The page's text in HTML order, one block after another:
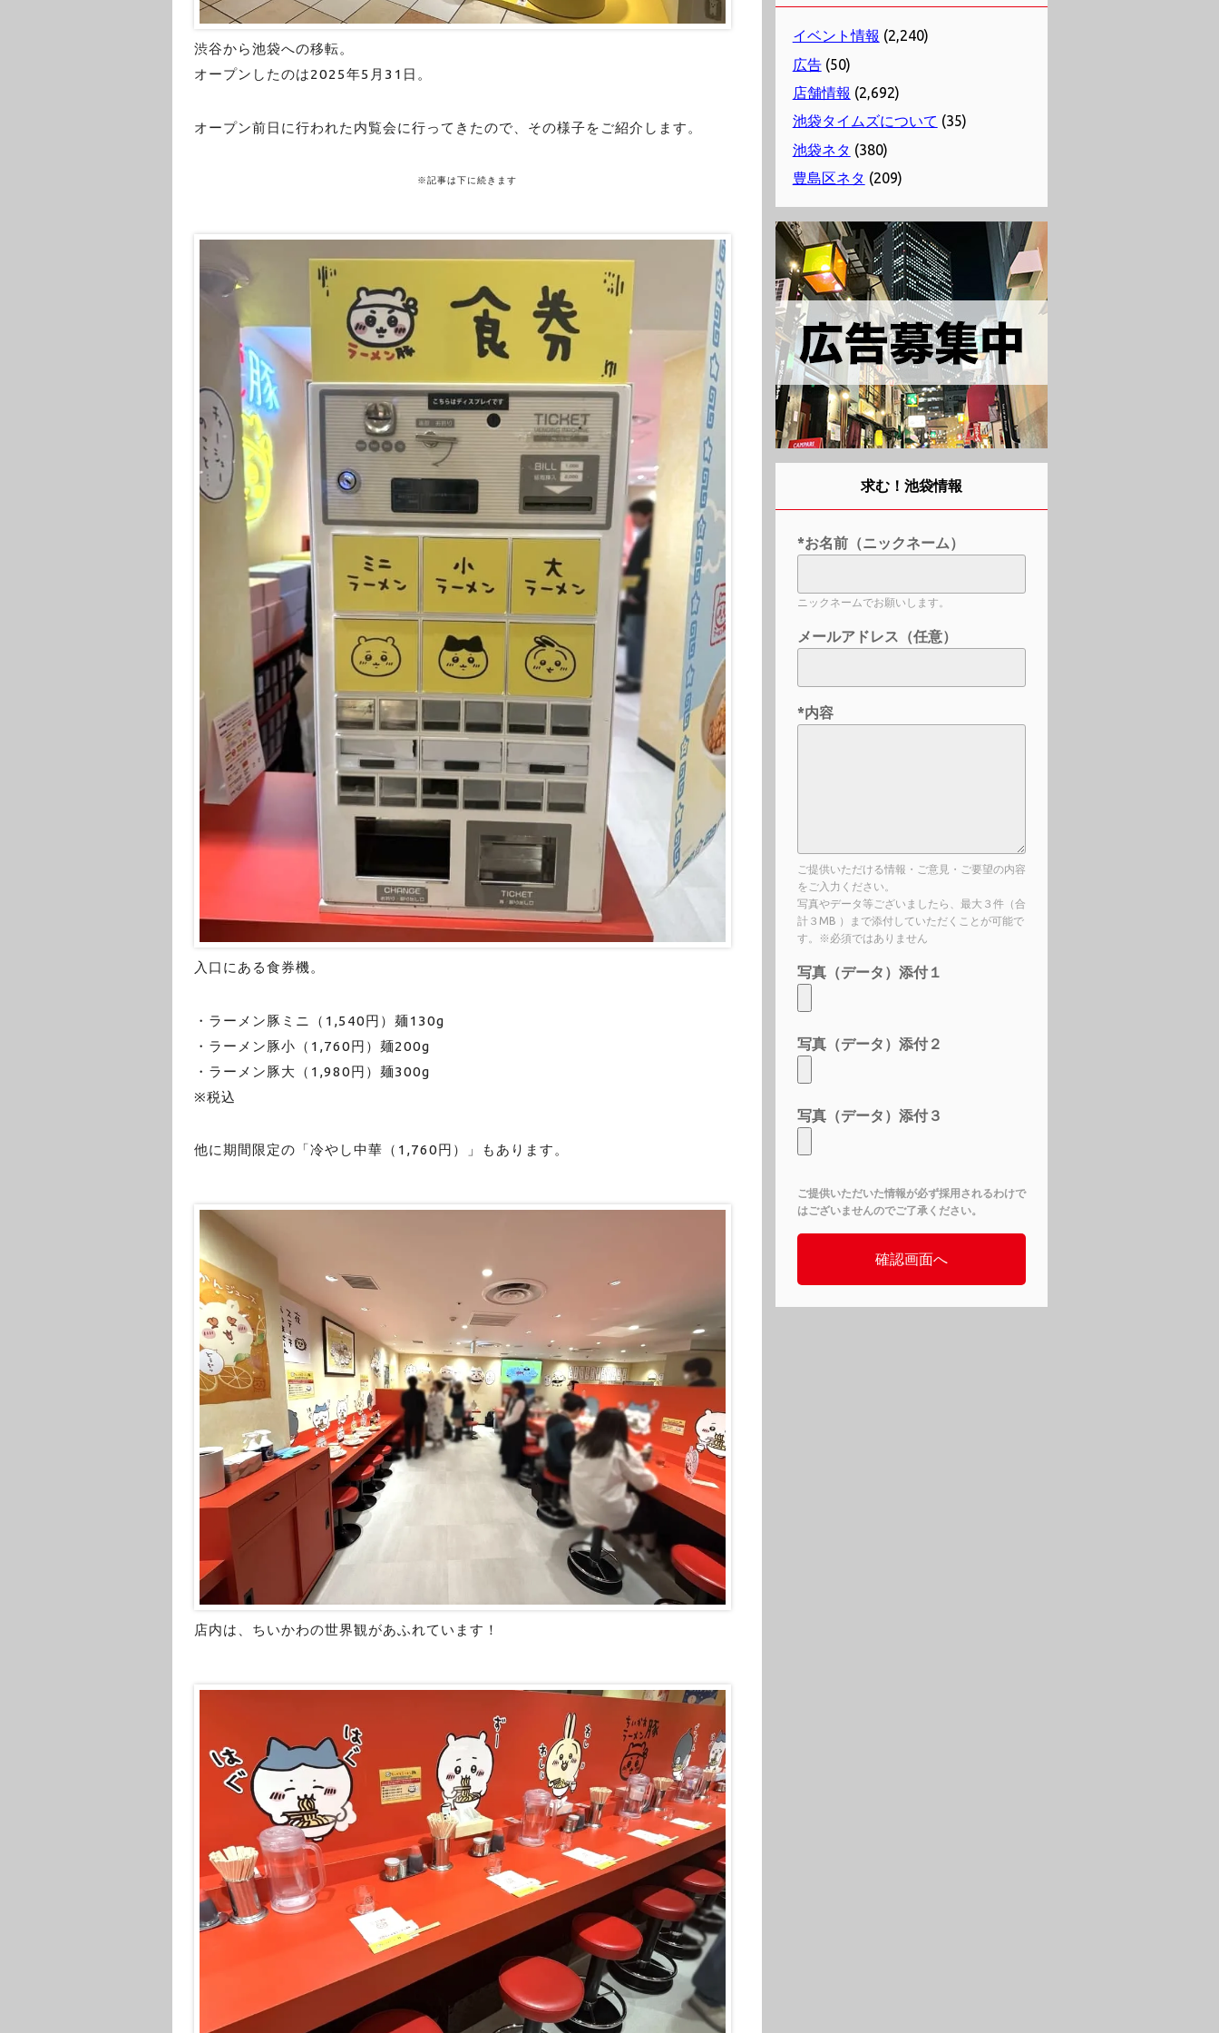
渋谷から池袋への移転。
オープンしたのは2025年5月31日。
オープン前日に行われた内覧会に行ってきたので、その様子をご紹介します。
※記事は下に続きます
入口にある食券機。
・ラーメン豚ミニ（1,540円）麺130g
・ラーメン豚小（1,760円）麺200g
・ラーメン豚大（1,980円）麺300g
※税込
他に期間限定の「冷やし中華（1,760円）」もあります。
店内は、ちいかわの世界観があふれています！
イベント情報 (2,240)
広告(50)
店舗情報 (2,692)
池袋タイムズについて (35)
池袋ネタ (380)
豊島区ネタ (209)
求む！池袋情報
*お名前（ニックネーム）
ニックネームでお願いします。
メールアドレス（任意）
*内容
ご提供いただける情報・ご意見・ご要望の内容
をご入力ください。
写真やデータ等ございましたら、最大３件（合
計３MB ）まで添付していただくことが可能で
す。※必須ではありません
写真（データ）添付１
写真（データ）添付２
写真（データ）添付３
ご提供いただいた情報が必ず採用されるわけで
はございませんのでご了承ください。